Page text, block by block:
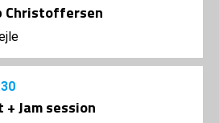
Christoffersen
Jam session